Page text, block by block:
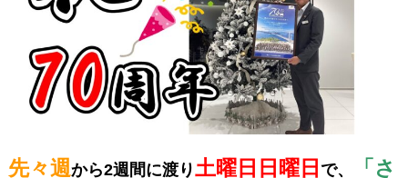
先々週から2週間に渡り土曜日日曜日 で、
「さ